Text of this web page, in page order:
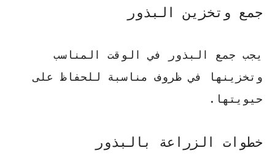
جمع وتخزين البذور
يجب جمع البذور في الوقت المناسب
وتخزينها في ظروف مناسبة للحفاظ على
حيويتها.
خطوات الزراعة بالبذور